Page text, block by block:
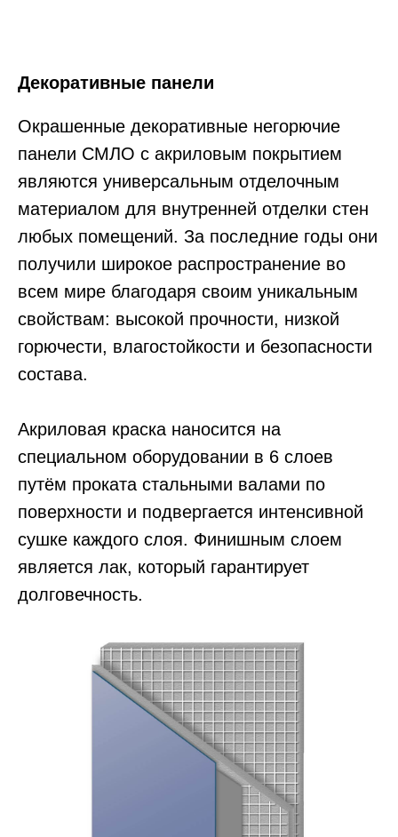
Декоративные панели
Окрашенные декоративные негорючие
панели СМЛО с акриловым покрытием
являются универсальным отделочным
материалом для внутренней отделки стен
любых помещений. За последние годы они
получили широкое распространение во
всем мире благодаря своим уникальным
свойствам: высокой прочности, низкой
горючести, влагостойкости и безопасности
состава.
Акриловая краска наносится на
специальном оборудовании в 6 слоев
путём проката стальными валами по
поверхности и подвергается интенсивной
сушке каждого слоя. Финишным слоем
является лак, который гарантирует
долговечность.